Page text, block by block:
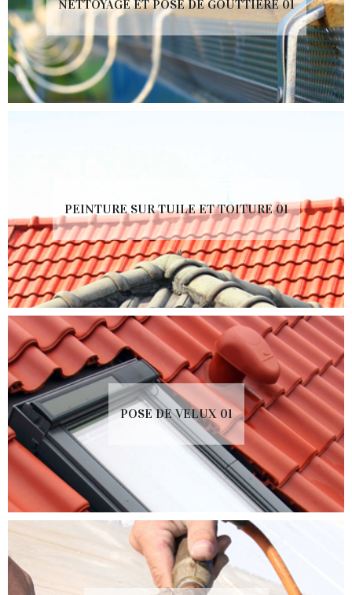
NETTOYAGE ET POSE DE GOUTTIÈRE 01
PEINTURE SUR TUILE ET TOITURE 01
POSE DE VELUX 01